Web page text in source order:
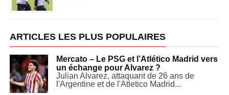
ARTICLES LES PLUS POPULAIRES
Mercato – Le PSG et l’Atlético Madrid vers
un échange pour Alvarez ?
Julian Alvarez, attaquant de 26 ans de
l'Argentine et de l'Atletico Madrid...